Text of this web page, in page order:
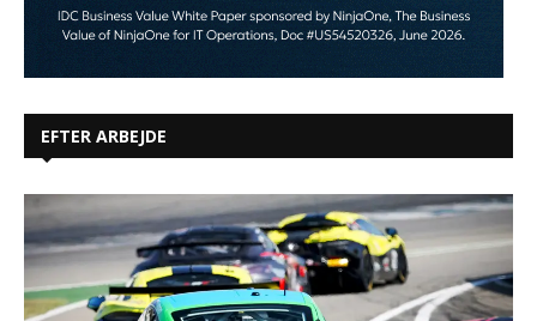
EFTER ARBEJDE